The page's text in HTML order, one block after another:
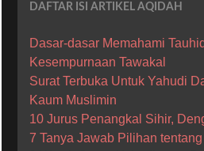
DAFTAR ISI ARTIKEL AQIDAH
Dasar-dasar Memahami Tauhid
Kesempurnaan Tawakal
Surat Terbuka Untuk Yahudi
Kaum Muslimin
10 Jurus Penangkal Sihir,
7 Tanya Jawab Pilihan